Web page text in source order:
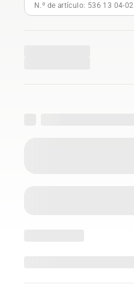
N.º de artículo: 536 13 04‑02